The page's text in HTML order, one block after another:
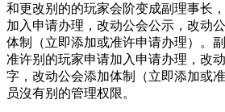
和更改别的的玩家会阶变成副理事长
加入申请办理，改动公会公示，改动
体制（立即添加或准许申请办理）。
准许别的玩家申请加入申请办理，改
字，改动公会添加体制（立即添加或
员沒有别的管理权限。